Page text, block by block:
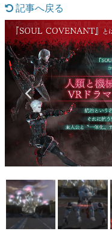
ゲームが
「経験値」
の起源や用法
イニーP氏が
カテゴリ
特集記事
マンガ
女性向け
アプリレビュー
その他